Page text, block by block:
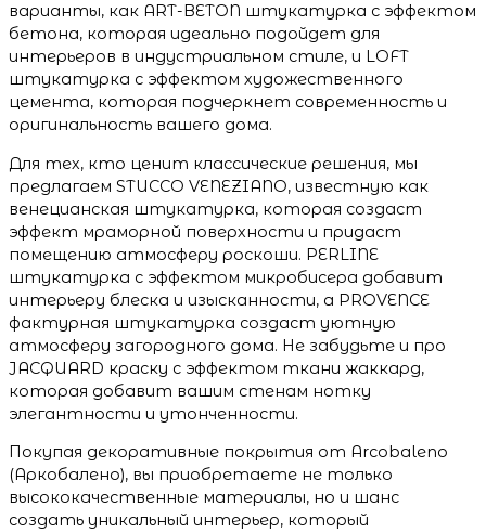
варианты, как ART-BETON штукатурка с эффектом
бетона, которая идеально подойдет для
интерьеров в индустриальном стиле, и LOFT
штукатурка с эффектом художественного
цемента, которая подчеркнет современность и
оригинальность вашего дома.
Для тех, кто ценит классические решения, мы
предлагаем STUCCO VENEZIANO, известную как
венецианская штукатурка, которая создаст
эффект мраморной поверхности и придаст
помещению атмосферу роскоши. PERLINE
штукатурка с эффектом микробисера добавит
интерьеру блеска и изысканности, а PROVENCE
фактурная штукатурка создаст уютную
атмосферу загородного дома. Не забудьте и про
JACQUARD краску с эффектом ткани жаккард,
которая добавит вашим стенам нотку
элегантности и утонченности.
Покупая декоративные покрытия от Arcobaleno
(Аркобалено), вы приобретаете не только
высококачественные материалы, но и шанс
создать уникальный интерьер, который